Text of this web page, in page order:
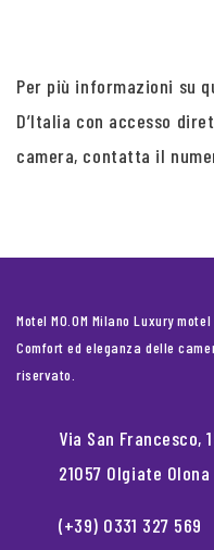
Per più informazioni su
D’Italia con accesso
camera, contatta il
Motel MO.OM Milano Luxury
Comfort ed eleganza delle
riservato.
Via San Francesco,
21057 Olgiate
(+39) 0331 327 569